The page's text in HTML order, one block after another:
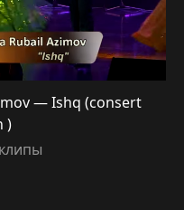
— Ishq (consert
)